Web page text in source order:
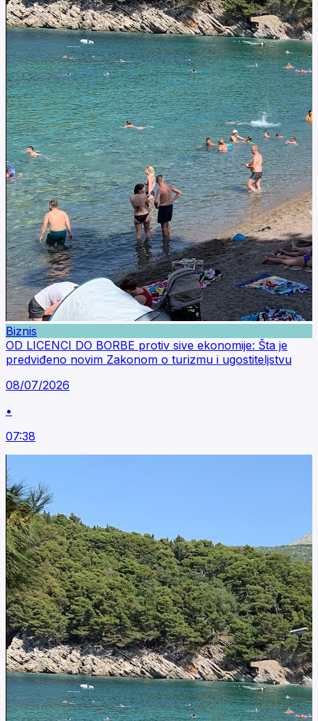
Biznis
OD LICENCI DO BORBE protiv sive ekonomije: Šta je
predviđeno novim Zakonom o turizmu i ugostiteljstvu
08/07/2026
•
07:38